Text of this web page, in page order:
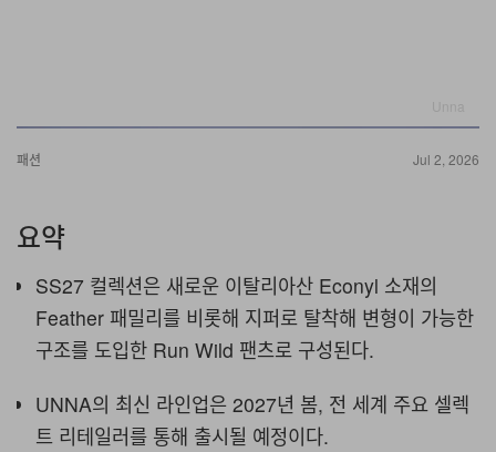
패션 Jul 2, 2026
요약
SS27 컬렉션은 새로운 이탈리아산 Econyl 소재의
Feather 패밀리를 비롯해 지퍼로 탈착해 변형이 가능한
구조를 도입한 Run Wild 팬츠로 구성된다.
UNNA의 최신 라인업은 2027년 봄, 전 세계 주요 셀렉
트 리테일러를 통해 출시될 예정이다.